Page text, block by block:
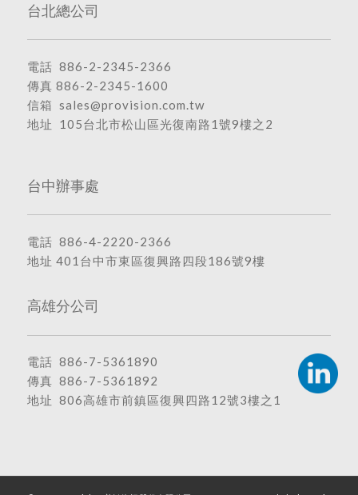
台北總公司
電話 886-2-2345-2366
傳真 886-2-2345-1600
信箱 sales@provision.com.tw
地址 105台北市松山區光復南路1號9樓之2
台中辦事處
電話 886-4-2220-2366
地址 401台中市東區復興路四段186號9樓
高雄分公司
電話 886-7-5361890
傳真 886-7-5361892
地址 806高雄市前鎮區復興四路12號3樓之1